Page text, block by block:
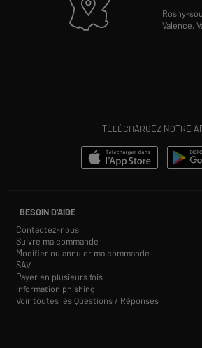
Rosny-
Valence,
TÉLÉCHARGEZ NOTRE
BESOIN D'AIDE
Contactez-nous
Suivre ma commande
Modifier ou annuler ma commande
SAV
Payer en plusieurs fois
Information phishing
Voir toutes les Questions / Réponses